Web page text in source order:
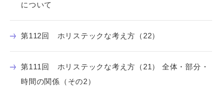
について
第112回 ホリステックな考え方（22）
第111回 ホリステックな考え方（21） 全体・部分・
時間の関係（その2）